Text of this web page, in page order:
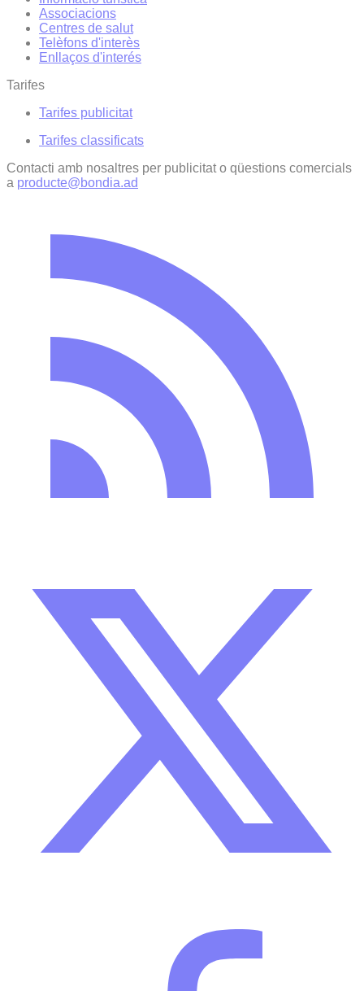
Associacions
Centres de salut
Telèfons d'interès
Enllaços d'interés
Tarifes
Tarifes publicitat
Tarifes classificats
Contacti amb nosaltres per publicitat o qüestions comercials
a producte@bondia.ad